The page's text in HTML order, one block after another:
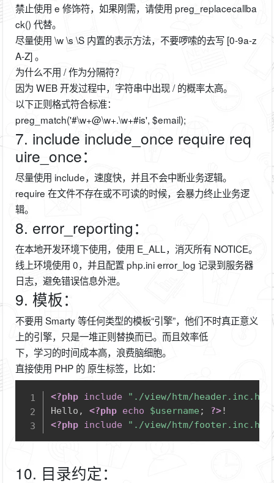
禁止使用 e 修饰符，如果刚需，请使用 preg_replacecallba
ck() 代替。
尽量使用 \w \s \S 内置的表示方法，不要啰嗦的去写 [0-9a-z
A-Z] 。
为什么不用 / 作为分隔符？
因为 WEB 开发过程中，字符串中出现 / 的概率太高。
以下正则格式符合标准：
preg_match('#\w+@\w+.\w+#is', $email);
7. include include_once require req
uire_once：
尽量使用 include，速度快，并且不会中断业务逻辑。
require 在文件不存在或不可读的时候，会暴力终止业务逻
辑。
8. error_reporting：
在本地开发环境下使用，使用 E_ALL，消灭所有 NOTICE。
线上环境使用 0，并且配置 php.ini error_log 记录到服务器
日志，避免错误信息外泄。
9. 模板：
不要用 Smarty 等任何类型的模板“引擎”，他们不时真正意义
上的引擎，只是一堆正则替换而已。而且效率低
下，学习的时间成本高，浪费脑细胞。
直接使用 PHP 的 原生标签，比如：
<?php include
"./view/htm/
Hello, <?php echo $username ; ?>
<?php include "./view/htm/
Copy
10. 目录约定：